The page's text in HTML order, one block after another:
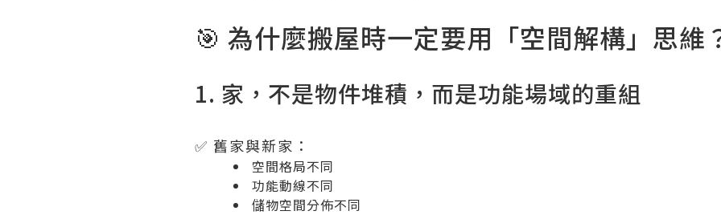
🎯 為什麼搬屋時一定要用「空間解構」思維
1. 家，不是物件堆積，而是功能場域的重組
✅ 舊家與新家：
空間格局不同
功能動線不同
儲物空間分佈不同